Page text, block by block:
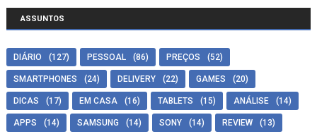
ASSUNTOS
DIÁRIO (127) PESSOAL (86) PREÇOS (52)
SMARTPHONES (24) DELIVERY (22) GAMES (20)
DICAS (17) EM CASA (16) TABLETS (15) ANÁLISE (14)
APPS (14) SAMSUNG (14) SONY (14) REVIEW (13)